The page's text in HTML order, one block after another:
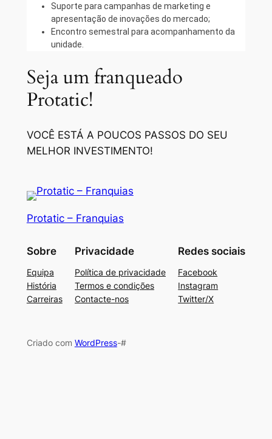
Suporte para campanhas de marketing e
apresentação de inovações do mercado;
Encontro semestral para acompanhamento da
unidade.
Seja um franqueado
Protatic!
VOCÊ ESTÁ A POUCOS PASSOS DO SEU
MELHOR INVESTIMENTO!
Protatic – Franquias
Sobre
Equipa
História
Carreiras
Privacidade
Política de privacidade
Termos e condições
Contacte-nos
Redes sociais
Facebook
Instagram
Twitter/X
Criado com WordPress-#